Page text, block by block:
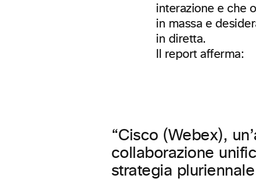
interazione e che
in massa e
in diretta.
Il report afferma:
“Cisco (Webex),
collaborazione
strategia